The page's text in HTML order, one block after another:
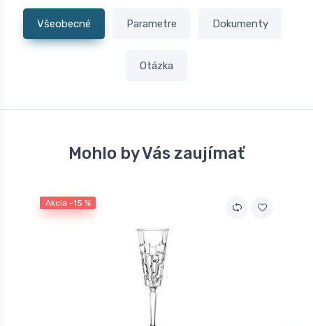
Všeobecné Parametre Dokumenty
Otázka
Mohlo by Vás zaujímať
Akcia -15 %